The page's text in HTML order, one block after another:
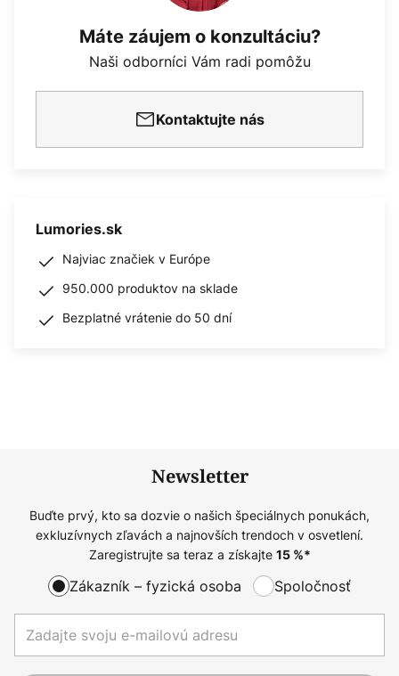
Máte záujem o konzultáciu?
Naši odborníci Vám radi pomôžu
Kontaktujte nás
Lumories.sk
Najviac značiek v Európe
950.000 produktov na sklade
Bezplatné vrátenie do 50 dní
Newsletter
Buďte prvý, kto sa dozvie o našich špeciálnych ponukách,
exkluzívnych zľavách a najnovších trendoch v osvetlení.
Zaregistrujte sa teraz a získajte 15%*
Zákazník – fyzická osoba Spoločnosť